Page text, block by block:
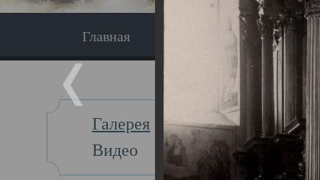
Главная Экскурсия
Галерея
Видео
Главная